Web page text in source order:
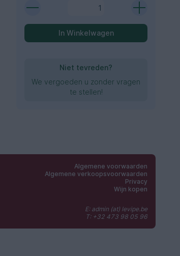
In Winkelwagen
Niet tevreden?
We vergoeden u zonder vragen
te stellen!
Algemene voorwaarden
Algemene verkoopsvoorwaarden
Privacy
Wijn kopen
E: admin (at) levipe.be
T: +32 473 98 05 96